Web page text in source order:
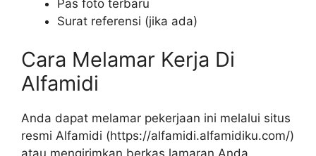
Pas foto terbaru
Surat referensi (jika ada)
Cara Melamar Kerja Di
Alfamidi
Anda dapat melamar pekerjaan ini melalui situs
resmi Alfamidi (https://alfamidi.alfamidiku.com/)